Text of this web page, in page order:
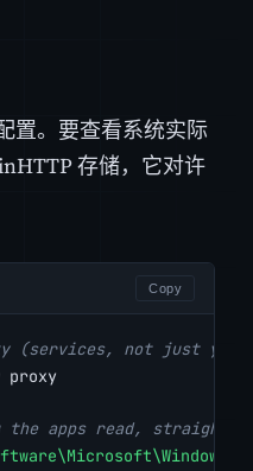
置。要查看系统实际
存储，它对许
Copy
(services, not just your
proxy
the apps read, straight